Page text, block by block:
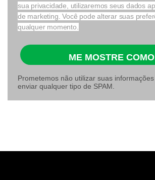
sua privacidade, utilizaremos seus dados
de marketing. Você pode alterar suas
qualquer momento.
ME MOSTRE
Prometemos não utilizar suas
enviar qualquer tipo de SPAM.